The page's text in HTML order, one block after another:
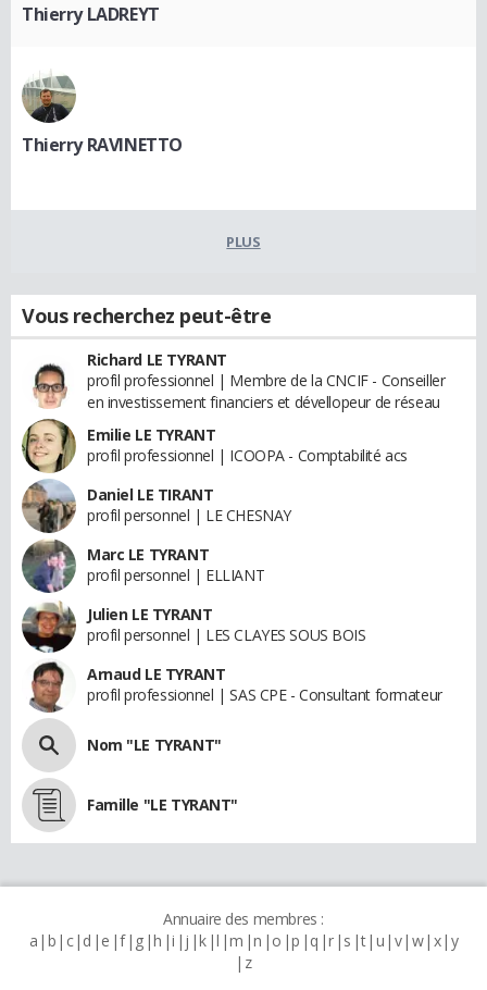
Thierry LADREYT
Thierry RAVINETTO
PLUS
Vous recherchez peut-être
Richard LE TYRANT
profil professionnel | Membre de la CNCIF - Conseiller
en investissement financiers et dévellopeur de réseau
Emilie LE TYRANT
profil professionnel | ICOOPA - Comptabilité acs
Daniel LE TIRANT
profil personnel | LE CHESNAY
Marc LE TYRANT
profil personnel | ELLIANT
Julien LE TYRANT
profil personnel | LES CLAYES SOUS BOIS
Arnaud LE TYRANT
profil professionnel | SAS CPE - Consultant formateur
Nom "LE TYRANT"
Famille "LE TYRANT"
Annuaire des membres :
a b c d e f g h i j k l m n o p q r s t u v w x y
z